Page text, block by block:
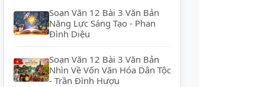
Soạn Văn 12 Bài 3 Văn Bản
Năng Lực Sáng Tạo - Phan
Đình Diệu
Soạn Văn 12 Bài 3 Văn Bản
Nhìn Về Vốn Văn Hóa Dân Tộc
- Trần Đình Hượu